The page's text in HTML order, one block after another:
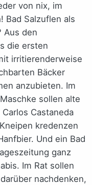
von nix, im
Bad Salzuflen als
Aus den
die ersten
irritierenderweise
Bäcker
anzubieten. Im
sollen alte
Castaneda
kredenzen
Und ein Bad
ganz
Im Rat sollen
nachdenken,